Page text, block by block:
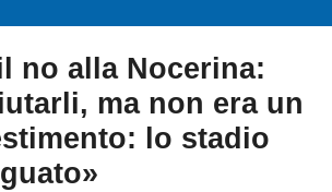
no alla Nocerina:
ma non era un
lo stadio